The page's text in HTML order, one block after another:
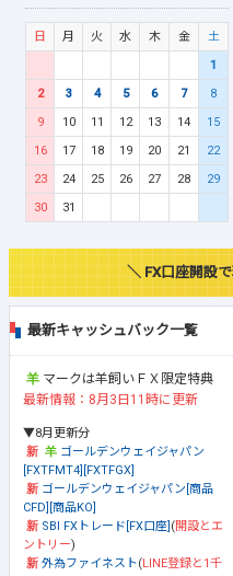
日 月 火 水 木 金
土
1
2
3 4 5 6 7
8
9
10 11 12 13 14
15
16
17 18 19 20 21
22
23
24 25 26 27 28
29
30
31
＼ FX口座開設
最新キャッシュバック一覧
マークは羊飼いＦＸ限定特典
最新情報：8月3日11時に更新
▼8月更新分
ゴールデンウェイジャパン
[FXTFMT4][FXTFGX]
ゴールデンウェイジャパン[商品
CFD][商品KO]
SBI FXトレード[FX口座] (開設とエ
ントリー)
外為ファイネスト(LINE登録と1千